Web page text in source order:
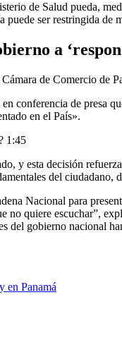
de Salud pueda,
ser restringida
a
de Comercio de
conferencia de presa
en el País».
1:45
y esta decisión
del
Nacional para
no quiere escuchar”,
del gobierno nacional
en Panamá